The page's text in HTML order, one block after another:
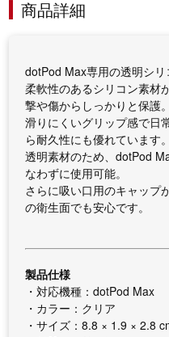
商品詳細
dotPod Max専用の透明シリ
柔軟性のあるシリコン素材
撃や傷からしっかりと保護。
滑りにくいグリップ感で日
ら耐久性にも優れています。
透明素材のため、dotPod
なわずに使用可能。
さらに吸い口用のキャップ
の衛生面でも安心です。
製品仕様
・対応機種：dotPod Max
・カラー：クリア
・サイズ：8.8 × 1.9 × 2.8